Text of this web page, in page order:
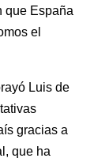
que España
el
Luis de
gracias a
que ha